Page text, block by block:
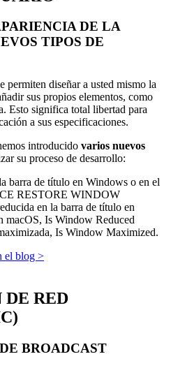
DE LA
TIPOS DE
permiten diseñar a usted mismo la
sus propios elementos, como
Esto significa total libertad para
a sus especificaciones.
introducido varios nuevos
su proceso de desarrollo:
barra de título en Windows o en el
RESTORE WINDOW
en la barra de título en
macOS, Is Window Reduced
Is Window Maximized.
el blog >
RED
BROADCAST